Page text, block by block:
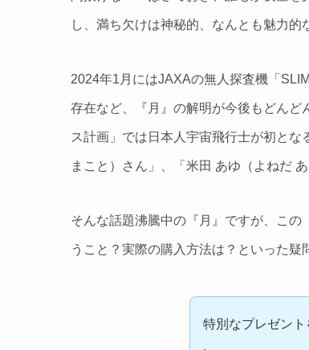
し、満ち欠けは神秘的、なんとも魅力的
2024年1月にはJAXAの無人探査機「
存在など、『月』の解明が今後もどんど
ス計画」では日本人宇宙飛行士が初と
まこと）さん」、「米田 あゆ（よねだ
そんな話題沸騰中の『月』ですが、こ
うこと？実際の購入方法は？といった疑
特別なプレゼン